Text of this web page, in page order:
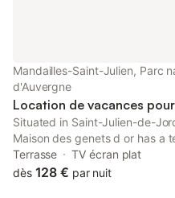
Mandailles-Saint-Julien, Parc
d'Auvergne
Location de vacances
Situated in Saint-Julien-de-
Maison des genets d or has a
29 km from Cantal Auvergne
station and 12 km from Pas de
Terrasse
TV écran plat
dès 128 € par nuit